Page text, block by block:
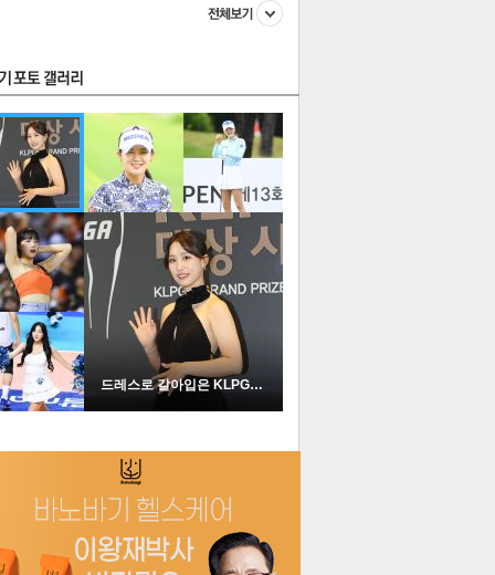
본 뉴스
스포츠 포토
더보기
드레스로 갈아입은 KLPGA …